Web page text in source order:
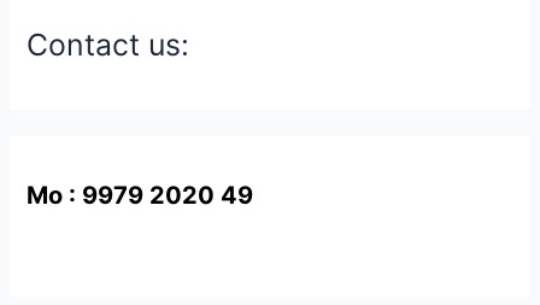
Contact us:
Mo : 9979 2020 49